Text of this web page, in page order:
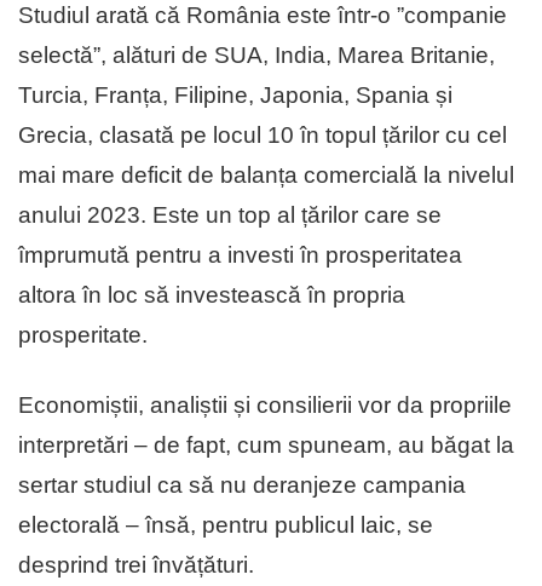
Studiul arată că România este într-o ”companie
selectă”, alături de SUA, India, Marea Britanie,
Turcia, Franța, Filipine, Japonia, Spania și
Grecia, clasată pe locul 10 în topul țărilor cu cel
mai mare deficit de balanța comercială la nivelul
anului 2023. Este un top al țărilor care se
împrumută pentru a investi în prosperitatea
altora în loc să investească în propria
prosperitate.
Economiștii, analiștii și consilierii vor da propriile
interpretări – de fapt, cum spuneam, au băgat la
sertar studiul ca să nu deranjeze campania
electorală – însă, pentru publicul laic, se
desprind trei învățături.